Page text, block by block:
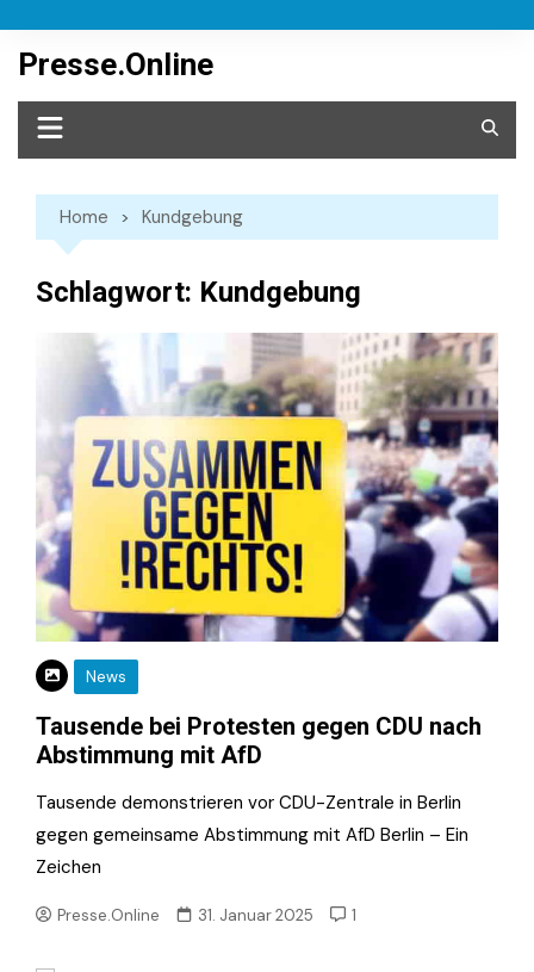
content
Presse.Online
Home Kundgebung
Schlagwort: Kundgebung
News
Tausende bei Protesten gegen CDU nach
Abstimmung mit AfD
Tausende demonstrieren vor CDU-Zentrale in Berlin
gegen gemeinsame Abstimmung mit AfD Berlin – Ein
Zeichen
Presse.Online 31. Januar 2025 1